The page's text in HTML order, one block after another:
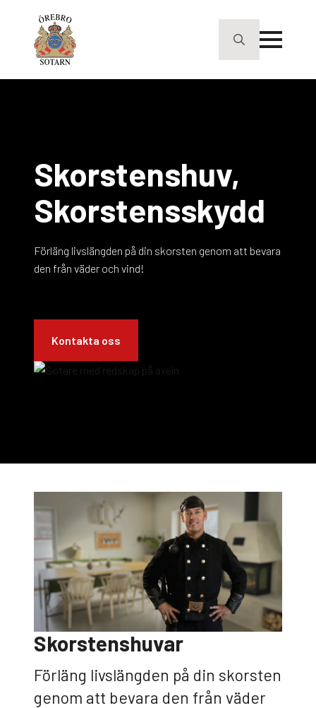
Skorstenshuv,
Skorstensskydd
Förläng livslängden på din skorsten genom att bevara
den från väder och vind!
Kontakta oss
Skorstenshuvar
Förläng livslängden på din skorsten
genom att bevara den från väder